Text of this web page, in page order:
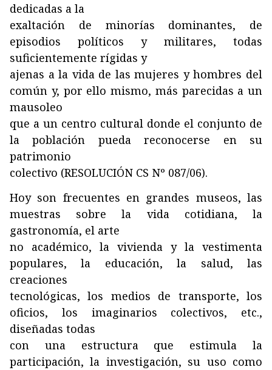
dedicadas a la
exaltación de minorías dominantes, de
episodios políticos y militares, todas
suficientemente rígidas y
ajenas a la vida de las mujeres y hombres del
común y, por ello mismo, más parecidas a un
mausoleo
que a un centro cultural donde el conjunto de
la población pueda reconocerse en su
patrimonio
colectivo (RESOLUCIÓN CS Nº 087/06).
Hoy son frecuentes en grandes museos, las
muestras sobre la vida cotidiana, la
gastronomía, el arte
no académico, la vivienda y la vestimenta
populares, la educación, la salud, las
creaciones
tecnológicas, los medios de transporte, los
oficios, los imaginarios colectivos, etc.,
diseñadas todas
con una estructura que estimula la
participación, la investigación, su uso como